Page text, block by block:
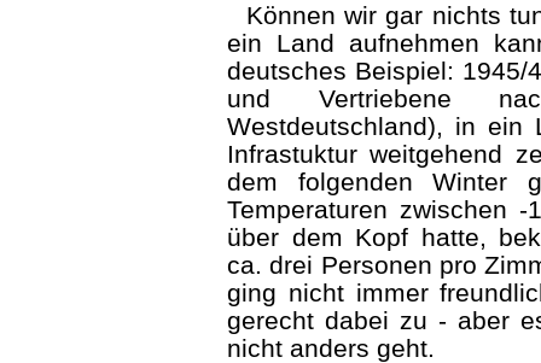
Können wir gar nichts
ein Land aufnehmen
deutsches Beispiel: 1945/
und Vertriebene
Westdeutschland), in ein
Infrastuktur weitgehend
dem folgenden Winter
Temperaturen zwischen
über dem Kopf hatte,
ca. drei Personen pro
ging nicht immer
gerecht dabei zu - aber
nicht anders geht.